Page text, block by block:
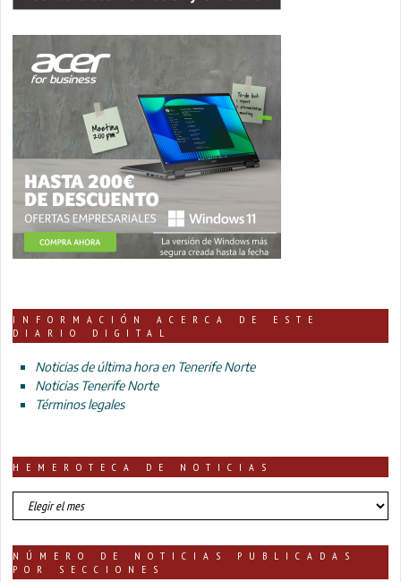
INFORMACIÓN ACERCA DE ESTE
DIARIO DIGITAL
Noticias de última hora en Tenerife Norte
Noticias Tenerife Norte
Términos legales
HEMEROTECA DE NOTICIAS
HEMEROTECA
DE
NÚMERO DE NOTICIAS PUBLICADAS
POR SECCIONES